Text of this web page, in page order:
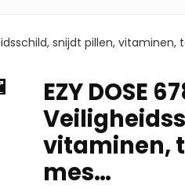
snijdt pillen,
EZY DOSE
vitaminen,
mes…